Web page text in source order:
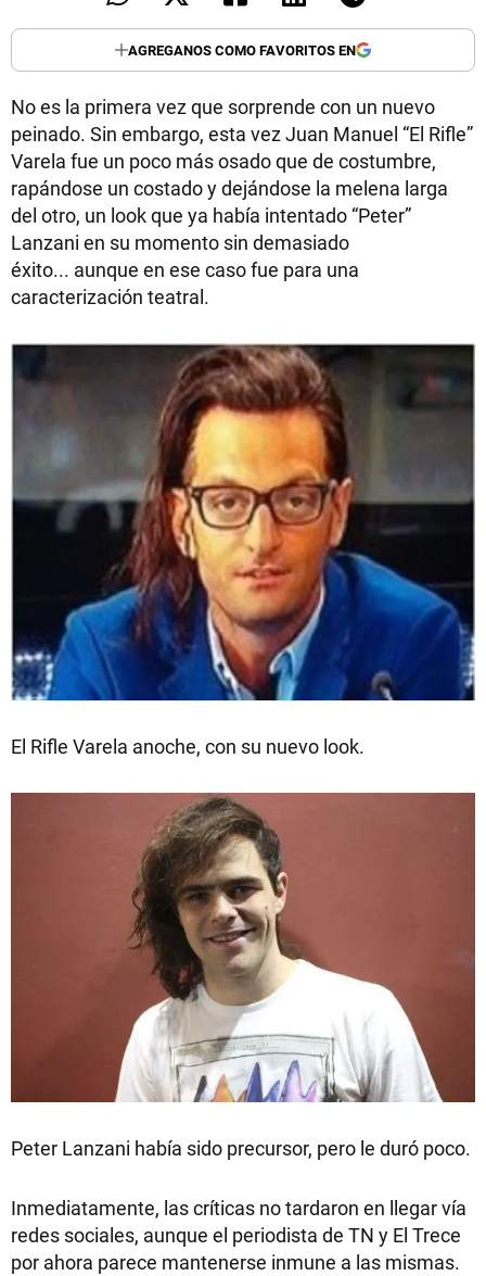
AGREGANOS COMO FAVORITOS EN
No es la primera vez que sorprende con un nuevo
peinado. Sin embargo, esta vez Juan Manuel “El Rifle”
Varela fue un poco más osado que de costumbre,
rapándose un costado y dejándose la melena larga
del otro, un look que ya había intentado “Peter”
Lanzani en su momento sin demasiado
éxito... aunque en ese caso fue para una
caracterización teatral.
El Rifle Varela anoche, con su nuevo look.
Peter Lanzani había sido precursor, pero le duró poco.
Inmediatamente, las críticas no tardaron en llegar vía
redes sociales, aunque el periodista de TN y El Trece
por ahora parece mantenerse inmune a las mismas.